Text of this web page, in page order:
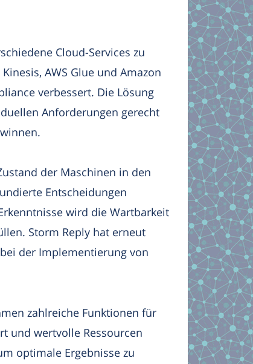
Cloud-Services zu
AWS Glue und Amazon
verbessert. Die Lösung
Anforderungen gerecht
der Maschinen in den
Entscheidungen
wird die Wartbarkeit
Storm Reply hat erneut
der Implementierung von
zahlreiche Funktionen für
und wertvolle Ressourcen
optimale Ergebnisse zu